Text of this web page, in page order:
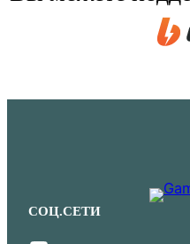
СОЦ.СЕТИ